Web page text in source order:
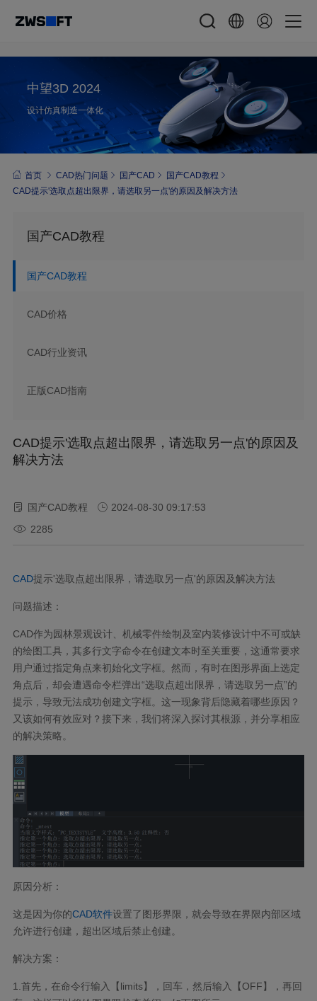
中望3D 2024
设计仿真制造一体化
首页 CAD热门问题 国产CAD
国产CAD教程
CAD提示'选取点超出限界，请选取另一点'的原因及解决方法
国产CAD教程
国产CAD教程
CAD价格
CAD行业资讯
正版CAD指南
CAD提示'选取点超出限界，请选取另一点'的原因及
解决方法
国产CAD教程
2024-08-30 09:17:53
2285
CAD提示'选取点超出限界，请选取另一点'的原因及解决方法
问题描述：
CAD作为园林景观设计、机械零件绘制及室内装修设计中不可或缺
的绘图工具，其多行文字命令在创建文本时至关重要，这通常要求
用户通过指定角点来初始化文字框。然而，有时在图形界面上选定
角点后，却会遭遇命令栏弹出“选取点超出限界，请选取另一点”的
提示，导致无法成功创建文字框。这一现象背后隐藏着哪些原因？
又该如何有效应对？接下来，我们将深入探讨其根源，并分享相应
的解决策略。
原因分析：
这是因为你的CAD软件设置了图形界限，就会导致在界限内部区域
允许进行创建，超出区域后禁止创建。
解决方案：
1.首先，在命令行输入【limits】，回车，然后输入【OFF】，再回